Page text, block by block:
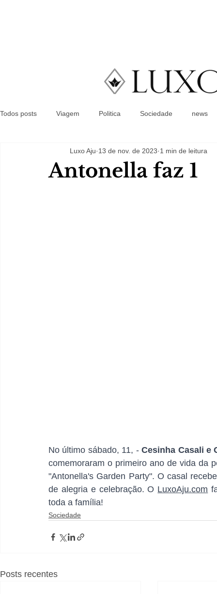
Todos posts Viagem Politica Sociedade news
Antonella faz 1
Luxo Aju 13 de nov. de 2023 1 min de leitura
No último sábado, 11, - Cesinha Casali e
comemoraram o primeiro ano de vida da
"Antonella's Garden Party". O casal
de alegria e celebração. O LuxoAju.com
toda a família!
Sociedade
Posts recentes